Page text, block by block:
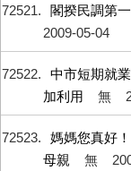
72521 閣揆民調第
2009-05-04
72522
中市短期就
加利用
無
72523
媽媽您真好
母親
無